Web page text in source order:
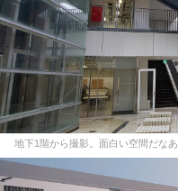
地下1階から撮影。面白い空間だなあ